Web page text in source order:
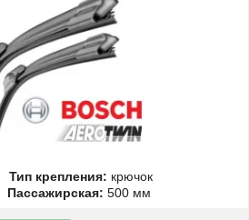
Тип крепления: крючок
Пассажирская: 500 мм